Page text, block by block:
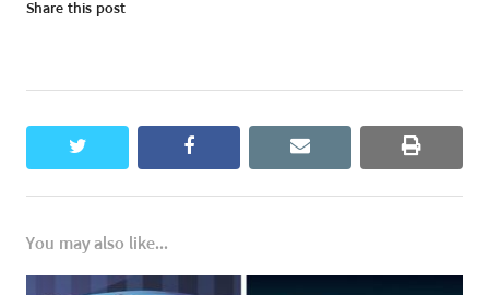
Share this post
twitter facebook email print
You may also like...